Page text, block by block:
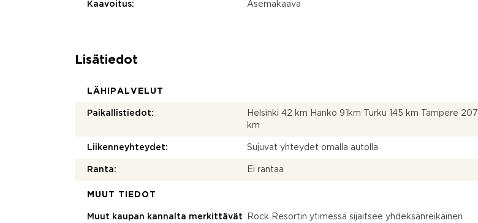
Kaavoitus: Asemakaava
Lisätiedot
LÄHIPALVELUT
Paikallistiedot:
Helsinki 42 km Hanko 91km Turku 145 km Tampere 207
km
Liikenneyhteydet: Sujuvat yhteydet omalla autolla
Ranta: Ei rantaa
MUUT TIEDOT
Muut kaupan kannalta merkittävät
Rock Resortin ytimessä sijaitsee yhdeksänreikäinen